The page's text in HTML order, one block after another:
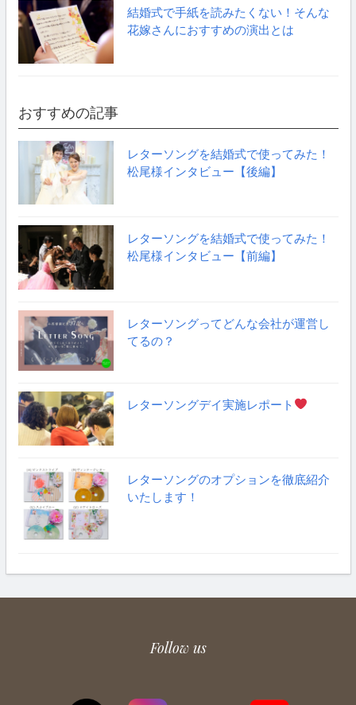
結婚式で手紙を読みたくない！そんな
花嫁さんにおすすめの演出とは
おすすめの記事
レターソングを結婚式で使ってみた！
松尾様インタビュー【後編】
レターソングを結婚式で使ってみた！
松尾様インタビュー【前編】
レターソングってどんな会社が運営し
てるの？
レターソングデイ実施レポート
レターソングのオプションを徹底紹介
いたします！
Follow us